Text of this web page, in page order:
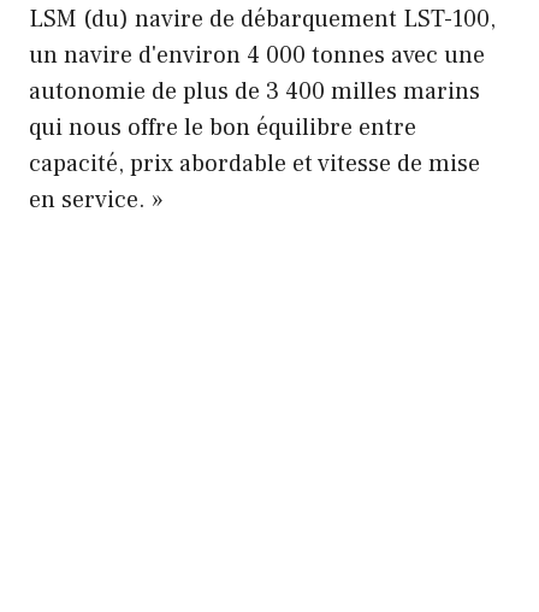
LSM (du) navire de débarquement LST-100,
un navire d'environ 4 000 tonnes avec une
autonomie de plus de 3 400 milles marins
qui nous offre le bon équilibre entre
capacité, prix abordable et vitesse de mise
en service. »